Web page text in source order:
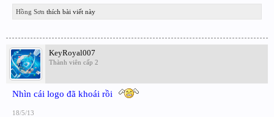
Hồng Sơn thích bài viết này
KeyRoyal007
Thành viên cấp 2
Nhìn cái logo đã khoái rồi
18/5/13